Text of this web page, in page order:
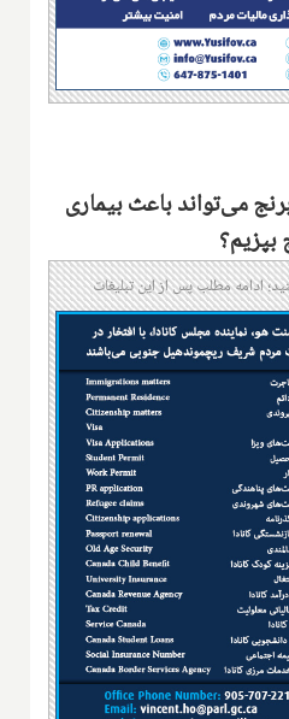
می‌تواند باعث بیماری
ادامه مطلب پس از این تبلیغات